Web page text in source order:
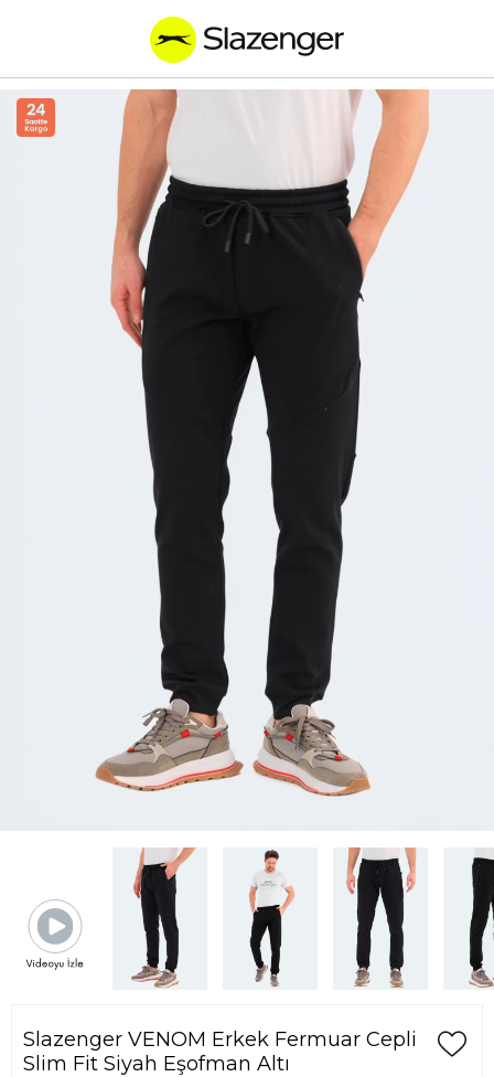
Slazenger VENOM Erkek Fermuar Cepli
Slim Fit Siyah Eşofman Altı